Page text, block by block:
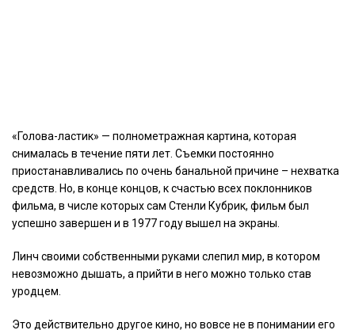
«Голова-ластик» — полнометражная картина, которая
снималась в течение пяти лет. Съемки постоянно
приостанавливались по очень банальной причине – нехватка
средств. Но, в конце концов, к счастью всех поклонников
фильма, в числе которых сам Стенли Кубрик, фильм был
успешно завершен и в 1977 году вышел на экраны.
Линч своими собственными руками слепил мир, в котором
невозможно дышать, а прийти в него можно только став
уродцем.
Это действительно другое кино, но вовсе не в понимании его